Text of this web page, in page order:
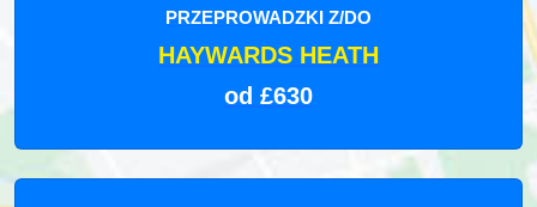
PRZEPROWADZKI Z/DO
HAYWARDS HEATH
od £630